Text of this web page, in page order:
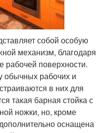
собой особую
механизм, благодаря
рабочей поверхности.
обычных рабочих и
в них для
такая барная стойка с
ножки, но, кроме
оснащена